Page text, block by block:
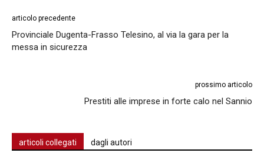
articolo precedente
Provinciale Dugenta-Frasso Telesino, al via la gara per la
messa in sicurezza
prossimo articolo
Prestiti alle imprese in forte calo nel Sannio
articoli collegati dagli autori